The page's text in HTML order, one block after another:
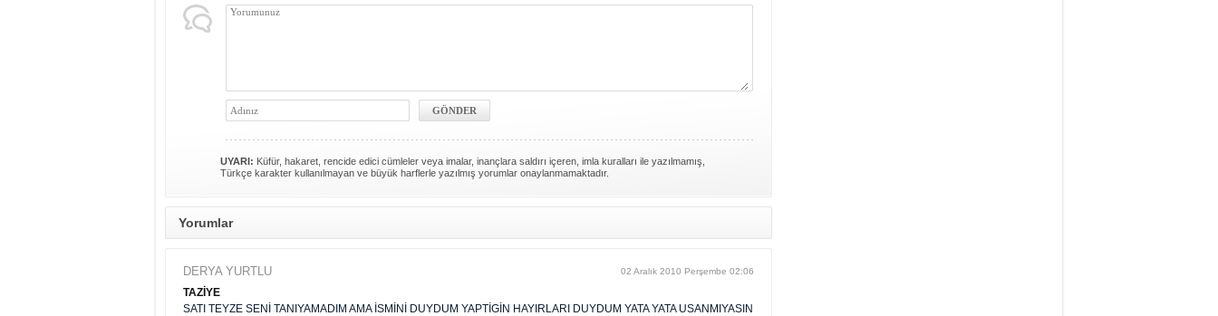
UYARI: Küfür, hakaret, rencide edici cümleler veya imalar, inançlara saldırı içeren, imla kuralları ile yazılmamış,
Türkçe karakter kullanılmayan ve büyük harflerle yazılmış yorumlar onaylanmamaktadır.
Yorumlar
DERYA YURTLU 02 Aralık 2010 Perşembe 02:06
TAZİYE
SATI TEYZE SENİ TANIYAMADIM AMA İSMİNİ DUYDUM YAPTİGİN HAYIRLARI DUYDUM YATA YATA USANMIYASIN